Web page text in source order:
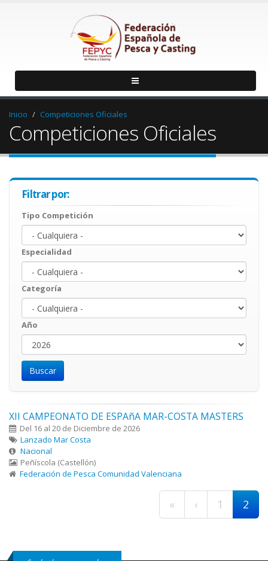
Inicio Competiciones Oficiales
Competiciones Oficiales
Filtrar por:
Tipo Competición
Especialidad
Categoría
Año
Año
Year
XII CAMPEONATO DE ESPAñA MAR-COSTA MASTERS
Del 16 al 20 de Diciembre de 2026
Lanzado Mar Costa
Nacional
Peñíscola (Castellón)
Federación de Pesca Comunidad Valenciana
« ‹ 1 2